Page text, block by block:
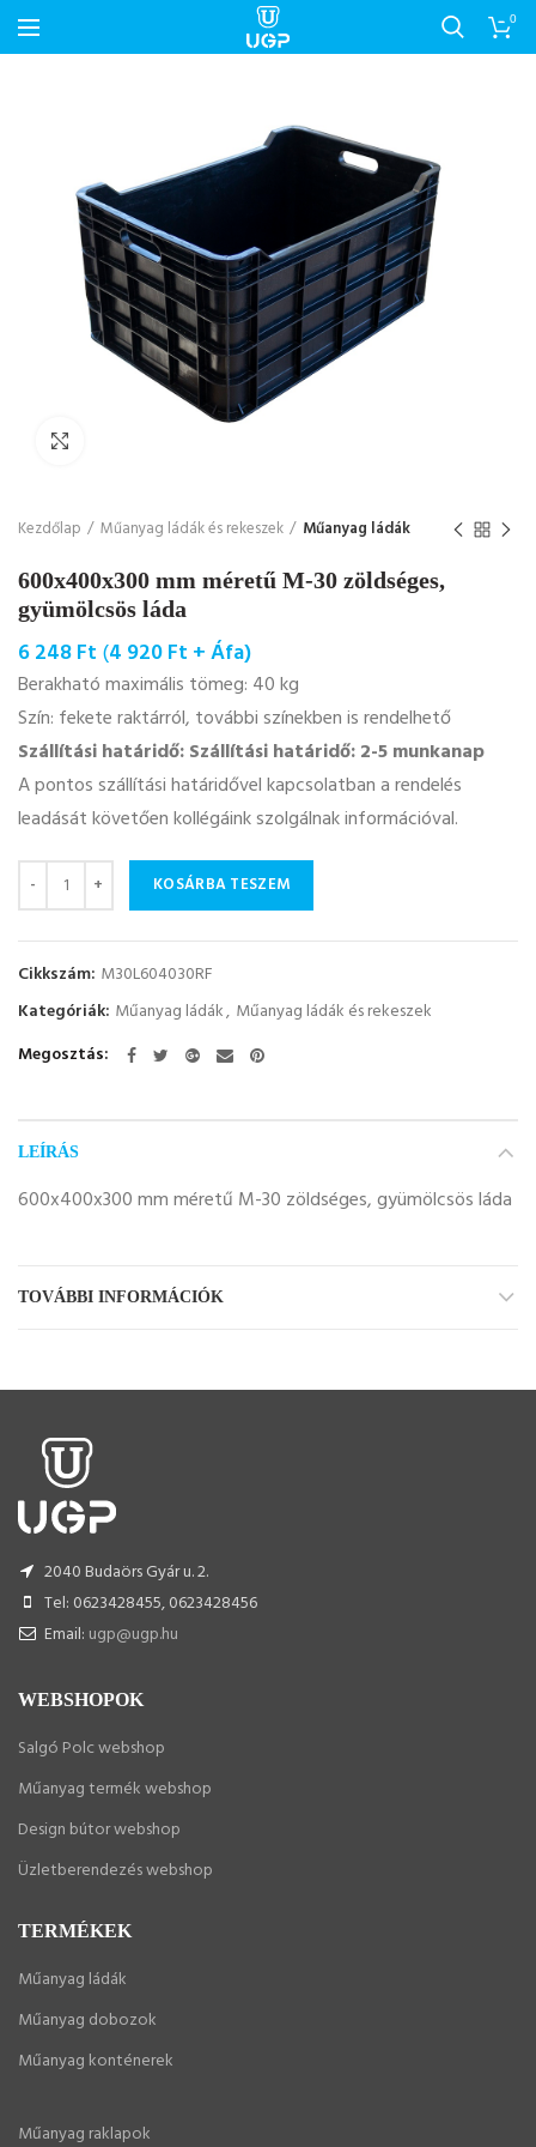
0
Kezdőlap Műanyag ládák és rekeszek Műanyag ládák
600x400x300 mm méretű M-30 zöldséges,
gyümölcsös láda
6 248Ft (4 920Ft + Áfa)
Berakható maximális tömeg: 40 kg
Szín: fekete raktárról, további színekben is rendelhető
Szállítási határidő: Szállítási határidő: 2-5 munkanap
A pontos szállítási határidővel kapcsolatban a rendelés
leadását követően kollégáink szolgálnak információval.
Mennyiség KOSÁRBA TESZEM
Cikkszám: M30L604030RF
Kategóriák: Műanyag ládák, Műanyag ládák és rekeszek
Megosztás
LEÍRÁS
600x400x300 mm méretű M-30 zöldséges, gyümölcsös láda
TOVÁBBI INFORMÁCIÓK
2040 Budaörs Gyár u. 2.
Tel: 0623428455, 0623428456
Email: ugp@ugp.hu
WEBSHOPOK
Salgó Polc webshop
Műanyag termék webshop
Design bútor webshop
Üzletberendezés webshop
TERMÉKEK
Műanyag ládák
Műanyag dobozok
Műanyag konténerek
Műanyag raklapok